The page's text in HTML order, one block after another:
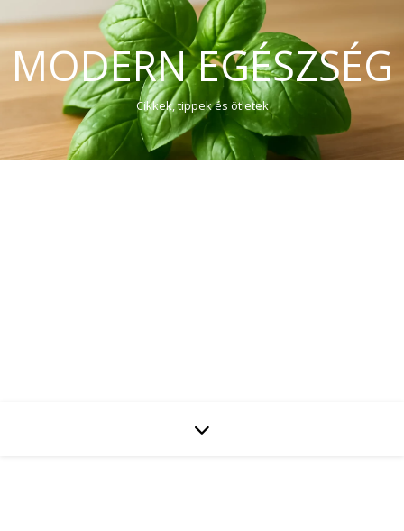
MODERN EGÉSZSÉG
Cikkek, tippek és ötletek